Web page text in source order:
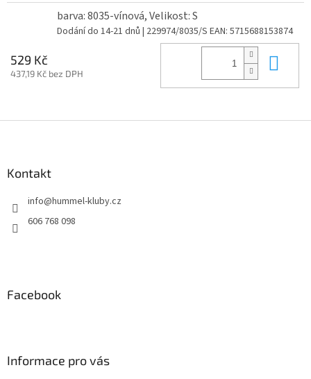
barva: 8035-vínová, Velikost: S
Dodání do 14-21 dnů | 229974/8035/S EAN: 5715688153874
529 Kč
437,19 Kč bez DPH
Kontakt
info@hummel-kluby.cz
606 768 098
Facebook
Informace pro vás